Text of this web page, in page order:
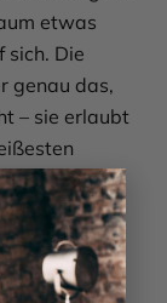
etwas
sich. Die
genau das,
– sie erlaubt
Kleid als
Piece
ist sicher:
für